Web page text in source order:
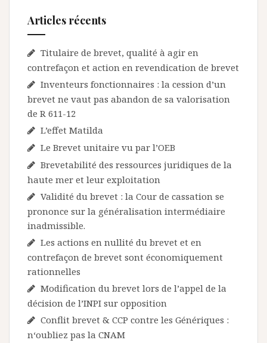
Articles récents
Titulaire de brevet, qualité à agir en
contrefaçon et action en revendication de brevet
Inventeurs fonctionnaires : la cession d’un
brevet ne vaut pas abandon de sa valorisation
de R 611-12
L’effet Matilda
Le Brevet unitaire vu par l’OEB
Brevetabilité des ressources juridiques de la
haute mer et leur exploitation
Validité du brevet : la Cour de cassation se
prononce sur la généralisation intermédiaire
inadmissible.
Les actions en nullité du brevet et en
contrefaçon de brevet sont économiquement
rationnelles
Modification du brevet lors de l’appel de la
décision de l’INPI sur opposition
Conflit brevet & CCP contre les Génériques :
n‘oubliez pas la CNAM